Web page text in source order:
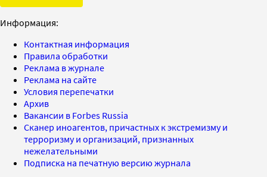
Информация:
Контактная информация
Правила обработки
Реклама в журнале
Реклама на сайте
Условия перепечатки
Архив
Вакансии в Forbes Russia
Сканер иноагентов, причастных к экстремизму и
терроризму и организаций, признанных
нежелательными
Подписка на печатную версию журнала